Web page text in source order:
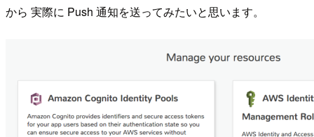
から 実際に Push 通知を送ってみたいと思います。